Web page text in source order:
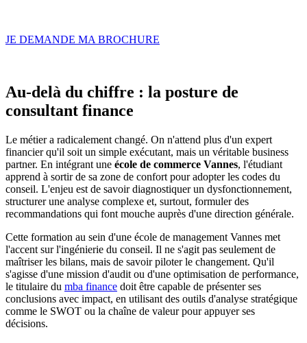
JE DEMANDE MA BROCHURE
Au-delà du chiffre : la posture de
consultant finance
Le métier a radicalement changé. On n'attend plus d'un expert
financier qu'il soit un simple exécutant, mais un véritable business
partner. En intégrant une école de commerce Vannes, l'étudiant
apprend à sortir de sa zone de confort pour adopter les codes du
conseil. L'enjeu est de savoir diagnostiquer un dysfonctionnement,
structurer une analyse complexe et, surtout, formuler des
recommandations qui font mouche auprès d'une direction générale.
Cette formation au sein d'une école de management Vannes met
l'accent sur l'ingénierie du conseil. Il ne s'agit pas seulement de
maîtriser les bilans, mais de savoir piloter le changement. Qu'il
s'agisse d'une mission d'audit ou d'une optimisation de performance,
le titulaire du mba finance doit être capable de présenter ses
conclusions avec impact, en utilisant des outils d'analyse stratégique
comme le SWOT ou la chaîne de valeur pour appuyer ses
décisions.